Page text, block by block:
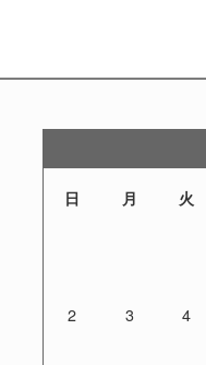
日 月 火
2 3 4